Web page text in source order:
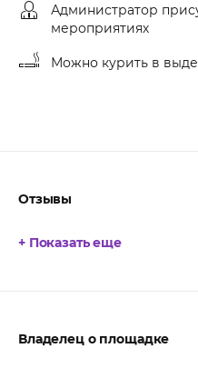
Администратор
мероприятиях
Можно курить в
Отзывы
+ Показать еще
Владелец о площадке